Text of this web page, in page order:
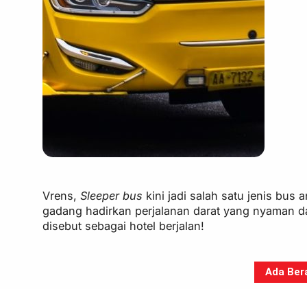
Vrens,Sleeper bus kini jadi salah satu jenis bus
gadang hadirkan perjalanan darat yang nyaman
disebut sebagai hotel berjalan!
Ada